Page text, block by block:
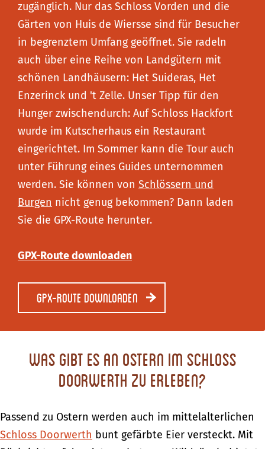
zugänglich. Nur das Schloss Vorden und die
Gärten von Huis de Wiersse sind für Besucher
in begrenztem Umfang geöffnet. Sie radeln
auch über eine Reihe von Landgütern mit
schönen Landhäusern: Het Suideras, Het
Enzerinck und 't Zelle. Unser Tipp für den
Hunger zwischendurch: Auf Schloss Hackfort
wurde im Kutscherhaus ein Restaurant
eingerichtet. Im Sommer kann die Tour auch
unter Führung eines Guides unternommen
werden. Sie können von Schlössern und
Burgen nicht genug bekommen? Dann laden
Sie die GPX-Route herunter.
GPX-Route downloaden
GPX-Route downloaden
Was gibt es an Ostern im Schloss
Doorwerth zu erleben?
Passend zu Ostern werden auch im mittelalterlichen
Schloss Doorwerth bunt gefärbte Eier versteckt. Mit